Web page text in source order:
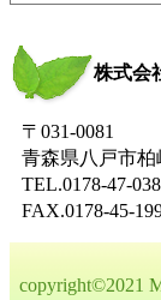
株式会
〒031-0081
青森県八戸市柏
TEL.0178-47-
FAX.0178-45-
copyright©2021